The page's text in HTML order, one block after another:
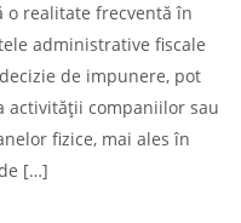
o realitate frecventă în
administrative fiscale
de impunere, pot
activității companiilor sau
fizice, mai ales în
[…]